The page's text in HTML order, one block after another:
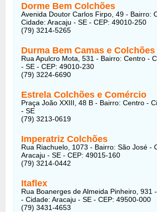
Dorme Bem Colchões
Avenida Doutor Carlos Firpo, 49 - Bairro:
Cidade: Aracaju - SE - CEP: 49010-250
(79) 3214-5265
Durma Bem Camas e Colchões
Rua Apulcro Mota, 531 - Bairro: Centro -
- SE - CEP: 49010-230
(79) 3224-6690
Estrela Colchões e Comércio
Praça João XXIII, 48 B - Bairro: Centro -
- SE
(79) 3213-0619
Imperatriz Colchões
Rua Riachuelo, 1073 - Bairro: São José -
Aracaju - SE - CEP: 49015-160
(79) 3214-0442
Itaflex
Rua Boanerges de Almeida Pinheiro, 931
- Cidade: Aracaju - SE - CEP: 49500-000
(79) 3431-4653